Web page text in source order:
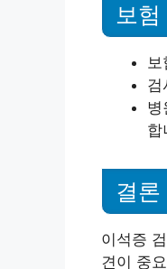
보
보
검
병
합
결론
이석증
견이 중